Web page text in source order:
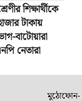
শিক্ষার্থীকে
টাকায়
বাটোয়ারা
নেতারা